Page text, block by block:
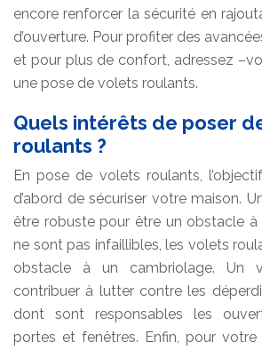
encore renforcer la sécurité en
d’ouverture. Pour profiter des
et pour plus de confort, adressez
une pose de volets roulants.
Quels intérêts de poser
roulants ?
En pose de volets roulants,
d’abord de sécuriser votre maison.
être robuste pour être un obstacle à
ne sont pas infaillibles, les volets
obstacle à un cambriolage. Un
contribuer à lutter contre les
dont sont responsables les
portes et fenêtres. Enfin, pour